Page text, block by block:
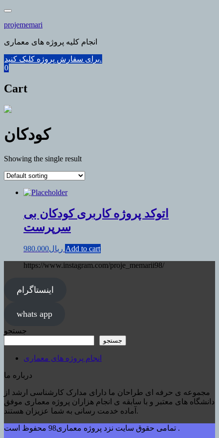
Skip
content
projememari
انجام کلیه پروژه های معماری
برای سفارش پروژه کلیک کنید.
0
Cart
کودکان
Showing the single result
اتوکد پروژه کاربری کودکان بی
سرپرست
ریال980.000
Add to cart
https://www.instagram.com/proje_memarii98/
اینستاگرام
whats app
جستجو
جستجو
انجام پروژه های معماری
درباره ما
مجموعه ی حرفه ای طراحان ما دارای مدارک کارشناسی ارشد از
دانشگاه های معتبر و با سابقه ی انجام هزاران پروژه معماری موفق
آماده خدمت رسانی به شما عزیزان هستند.
تمامی حقوق سایت نزد پروژه معماری98 محفوظ است .